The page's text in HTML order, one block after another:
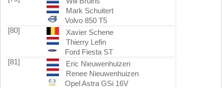
Mark Schuitert
Volvo 850 T5
[80]
Xavier Schene
Thierry Lefin
Ford Fiesta ST
[81]
Eric Nieuwenhuizen
Renee Nieuwenhuizen
Opel Astra GSi 16V